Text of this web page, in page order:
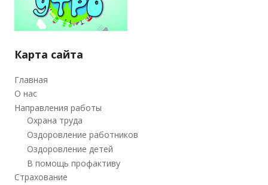
Карта сайта
Главная
О нас
Направления работы
Охрана труда
Оздоровление работников
Оздоровление детей
В помощь профактиву
Страхование